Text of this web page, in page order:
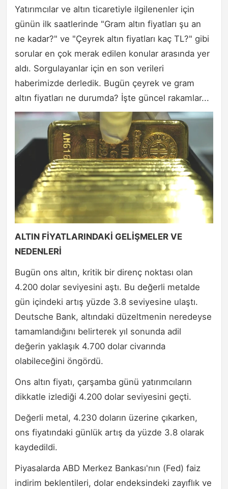
Yatırımcılar ve altın ticaretiyle ilgilenenler için
günün ilk saatlerinde "Gram altın fiyatları şu an
ne kadar?" ve "Çeyrek altın fiyatları kaç TL?" gibi
sorular en çok merak edilen konular arasında yer
aldı. Sorgulayanlar için en son verileri
haberimizde derledik. Bugün çeyrek ve gram
altın fiyatları ne durumda? İşte güncel rakamlar...
ALTIN FİYATLARINDAKİ GELİŞMELER VE
NEDENLERİ
Bugün ons altın, kritik bir direnç noktası olan
4.200 dolar seviyesini aştı. Bu değerli metalde
gün içindeki artış yüzde 3.8 seviyesine ulaştı.
Deutsche Bank, altındaki düzeltmenin neredeyse
tamamlandığını belirterek yıl sonunda adil
değerin yaklaşık 4.700 dolar civarında
olabileceğini öngördü.
Ons altın fiyatı, çarşamba günü yatırımcıların
dikkatle izlediği 4.200 dolar seviyesini geçti.
Değerli metal, 4.230 doların üzerine çıkarken,
ons fiyatındaki günlük artış da yüzde 3.8 olarak
kaydedildi.
Piyasalarda ABD Merkez Bankası'nın (Fed) faiz
indirim beklentileri, dolar endeksindeki zayıflık ve